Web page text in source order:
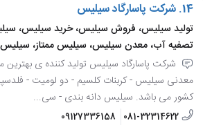
14. شرکت پاسارگاد سیلیس
تولید سیلیس، فروش سیلیس، خرید سیلیس،
تصفیه آب، معدن سیلیس، سیلیس ممتاز،
شرکت پاسارگاد سیلیس تولید کننده ی بهترین
معدنی سیلیس - کربنات کلسیم - دو لومیت -
کشور می باشد. سیلیس دانه بندی - سی...
081-32314622
09127336158